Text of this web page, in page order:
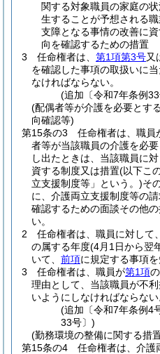
関する対象職員の家庭の
生することが予想される
支障となる事情の改善に
向を確認するための措置
3
任命権者は、 第1項第3号又
を確認した事項の取扱いに
なければならない。
(追加〔令和7年条例
(配偶者等が介護を必要とす
向確認等)
第15条の3
任命権者は、職員
者等が当該職員の介護を必
し出たときは、当該職員に
資する制度又は措置(以下こ
立支援制度等」という。)そ
に、介護両立支援制度等の
確認するための面談その他
い。
2
任命権者は、職員に対して
の属する年度(4月1日から翌
いて、 前項に規定する事項
3
任命権者は、職員が第1項
理由として、当該職員が不
いようにしなければならない
(追加〔令和7年条例4
33号〕)
(勤務環境の整備に関する措
第15条の4
任命権者は、介護